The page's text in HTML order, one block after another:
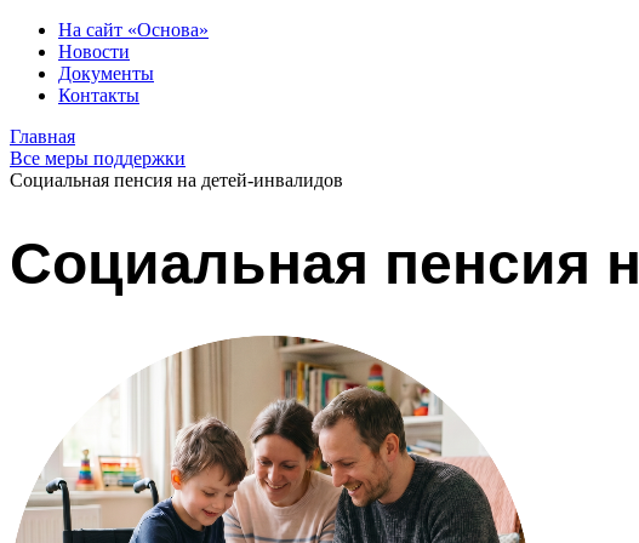
На сайт «Основа»
Новости
Документы
Контакты
Главная
Все меры поддержки
Социальная пенсия на детей-инвалидов
Социальная пенсия